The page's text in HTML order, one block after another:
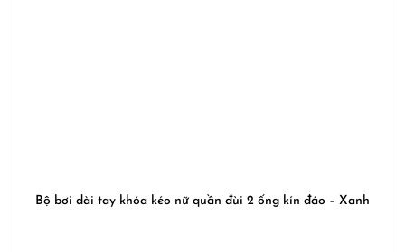
Bộ bơi dài tay khóa kéo nữ quần đùi 2 ống kín đáo – Xanh